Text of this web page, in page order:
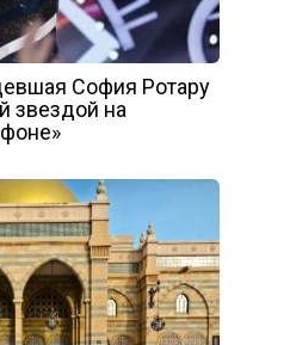
София Ротару
звездой на